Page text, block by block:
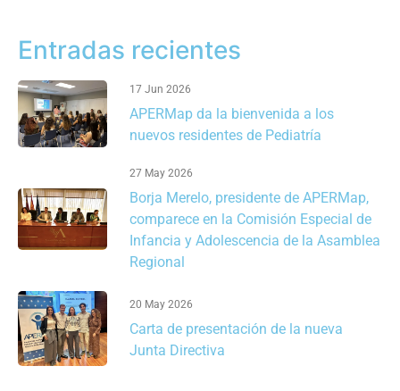
Entradas recientes
17 Jun 2026
APERMap da la bienvenida a los
nuevos residentes de Pediatría
27 May 2026
Borja Merelo, presidente de APERMap,
comparece en la Comisión Especial de
Infancia y Adolescencia de la Asamblea
Regional
20 May 2026
Carta de presentación de la nueva
Junta Directiva